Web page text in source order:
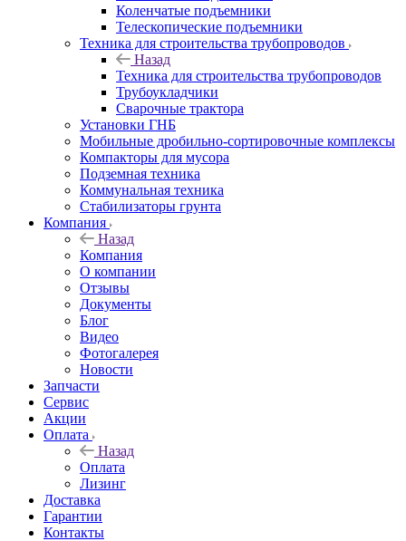
Коленчатые подъемники
Телескопические подъемники
Техника для строительства трубопроводов
Назад
Техника для строительства трубопроводов
Трубоукладчики
Сварочные трактора
Установки ГНБ
Мобильные дробильно-сортировочные комплексы
Компакторы для мусора
Подземная техника
Коммунальная техника
Стабилизаторы грунта
Компания
Назад
Компания
О компании
Отзывы
Документы
Блог
Видео
Фотогалерея
Новости
Запчасти
Сервис
Акции
Оплата
Назад
Оплата
Лизинг
Доставка
Гарантии
Контакты